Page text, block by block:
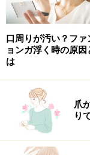
山本浩未さ
口周りが汚い？ファ
ョンガ浮く時の原因
は
爪
り